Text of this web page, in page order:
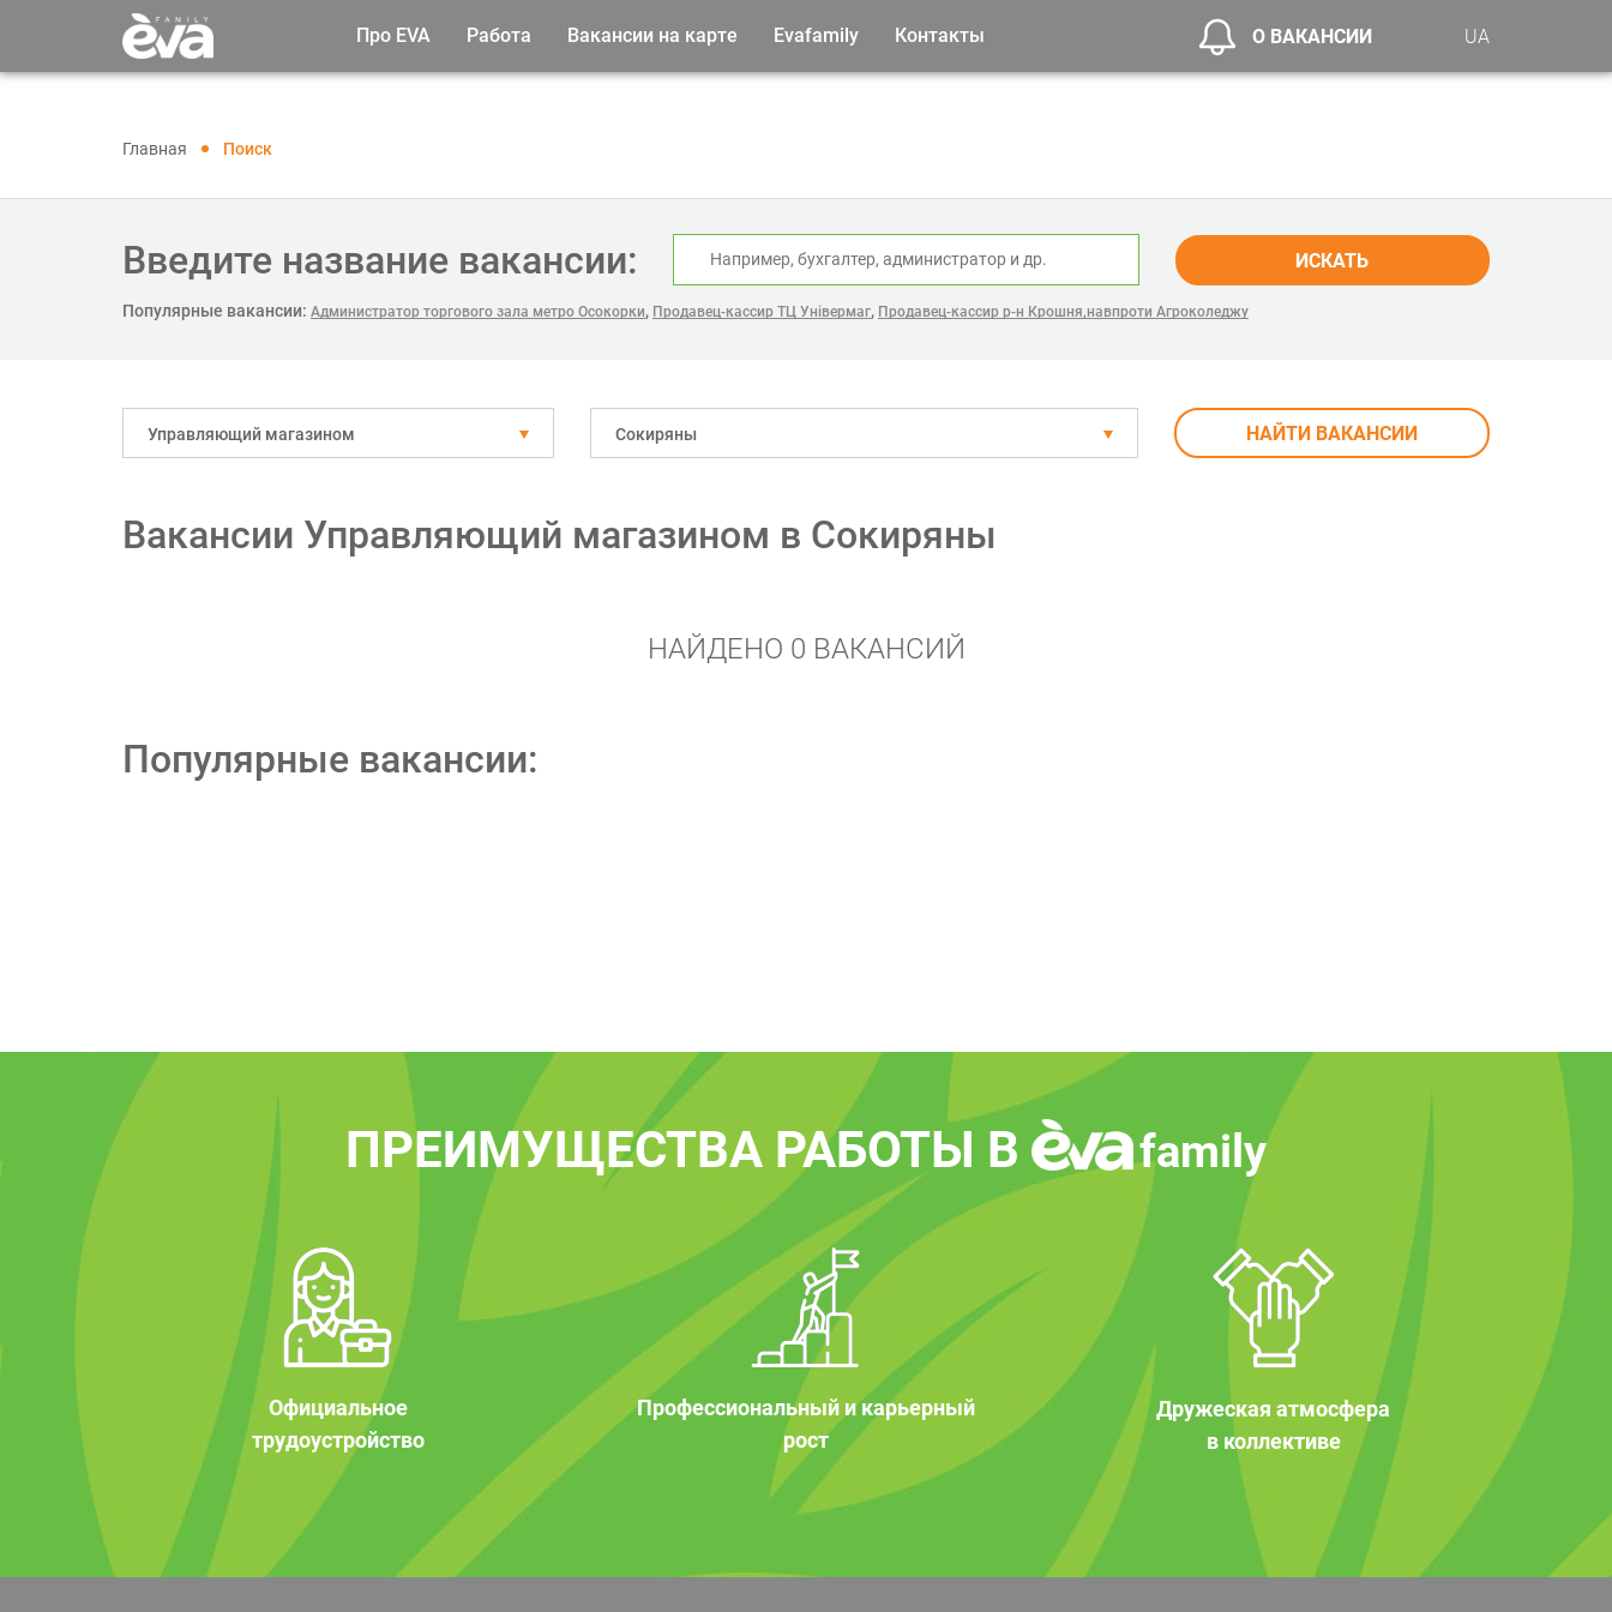
Про EVA Работа Вакансии на карте Evafamily Контакты О ВАКАНСИИ UA
Главная Поиск
Введите название вакансии: ИСКАТЬ
Популярные вакансии: Администратор торгового зала метро Осокорки, Продавец-кассир ТЦ Універмаг, Продавец-кассир р-н Крошня,навпроти Агроколеджу
Управляющий магазином Сокиряны НАЙТИ ВАКАНСИИ
Вакансии Управляющий магазином в Сокиряны
НАЙДЕНО 0 ВАКАНСИЙ
Популярные вакансии:
ПРЕИМУЩЕСТВА РАБОТЫ В family
Официальное
трудоустройство
Профессиональный и карьерный
рост
Дружеская атмосфера
в коллективе